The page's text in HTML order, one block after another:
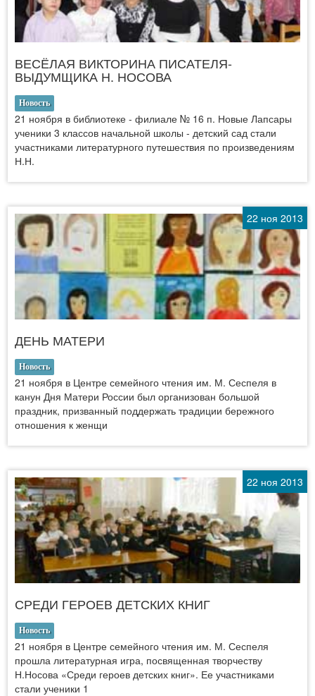
ВЕСЁЛАЯ ВИКТОРИНА ПИСАТЕЛЯ-
ВЫДУМЩИКА Н. НОСОВА
Новость
21 ноября в библиотеке - филиале № 16 п. Новые Лапсары
ученики 3 классов начальной школы - детский сад стали
участниками литературного путешествия по произведениям
Н.Н.
22 ноя 2013
ДЕНЬ МАТЕРИ
Новость
21 ноября в Центре семейного чтения им. М. Сеспеля в
канун Дня Матери России был организован большой
праздник, призванный поддержать традиции бережного
отношения к женщи
22 ноя 2013
СРЕДИ ГЕРОЕВ ДЕТСКИХ КНИГ
Новость
21 ноября в Центре семейного чтения им. М. Сеспеля
прошла литературная игра, посвященная творчеству
Н.Носова «Среди героев детских книг». Ее участниками
стали ученики 1